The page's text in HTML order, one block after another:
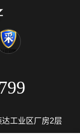
工业区厂房2层